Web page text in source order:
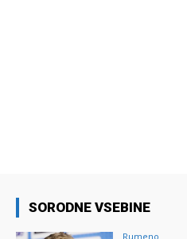
SORODNE VSEBINE
Rumeno